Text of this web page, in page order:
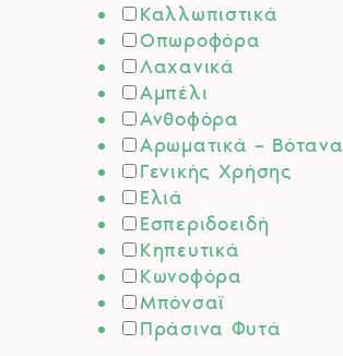
Καλλωπιστικά
Οπωροφόρα
Λαχανικά
Αμπέλι
Ανθοφόρα
Αρωματικά – Βότανα
Γενικής Χρήσης
Ελιά
Εσπεριδοειδή
Κηπευτικά
Κωνοφόρα
Μπόνσαϊ
Πράσινα Φυτά